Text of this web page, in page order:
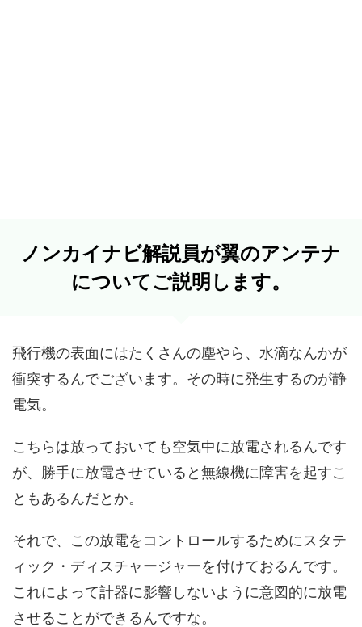
ノンカイナビ解説員が翼のアンテナ
についてご説明します。
飛行機の表面にはたくさんの塵やら、水滴なんかが
衝突するんでございます。その時に発生するのが静
電気。
こちらは放っておいても空気中に放電されるんです
が、勝手に放電させていると無線機に障害を起すこ
ともあるんだとか。
それで、この放電をコントロールするためにスタテ
ィック・ディスチャージャーを付けておるんです。
これによって計器に影響しないように意図的に放電
させることができるんですな。